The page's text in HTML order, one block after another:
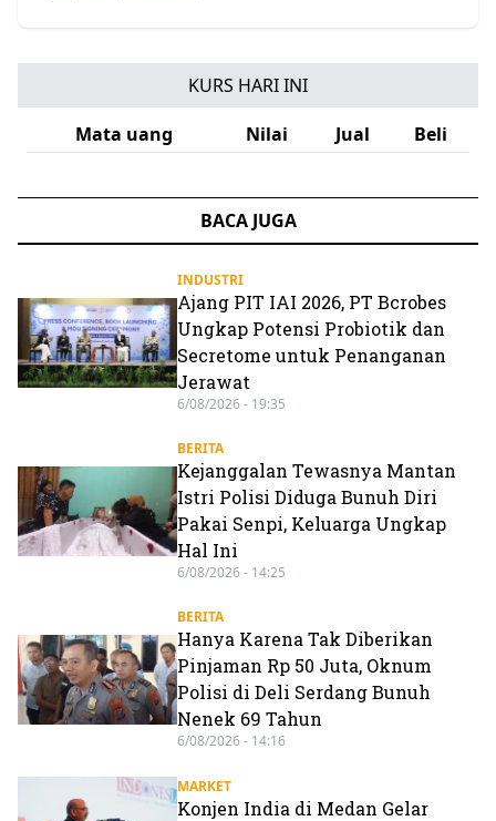
KURS HARI INI
Mata uang
Nilai Jual Beli
BACA JUGA
INDUSTRI
Ajang PIT IAI 2026, PT Bcrobes
Ungkap Potensi Probiotik dan
Secretome untuk Penanganan
Jerawat
6/08/2026 - 19:35
BERITA
Kejanggalan Tewasnya Mantan
Istri Polisi Diduga Bunuh Diri
Pakai Senpi, Keluarga Ungkap
Hal Ini
6/08/2026 - 14:25
BERITA
Hanya Karena Tak Diberikan
Pinjaman Rp 50 Juta, Oknum
Polisi di Deli Serdang Bunuh
Nenek 69 Tahun
6/08/2026 - 14:16
MARKET
Konjen India di Medan Gelar